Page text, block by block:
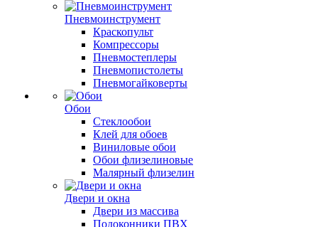
Пневмоинструмент
Краскопульт
Компрессоры
Пневмостеплеры
Пневмопистолеты
Пневмогайковерты
Обои
Стеклообои
Клей для обоев
Виниловые обои
Обои флизелиновые
Малярный флизелин
Двери и окна
Двери из массива
Подоконники ПВХ